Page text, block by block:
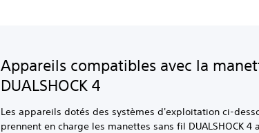
Appareils compatibles avec la
DUALSHOCK 4
Les appareils dotés des systèmes d'exploitation ci-
prennent en charge les manettes sans fil DUALSHOCK 4